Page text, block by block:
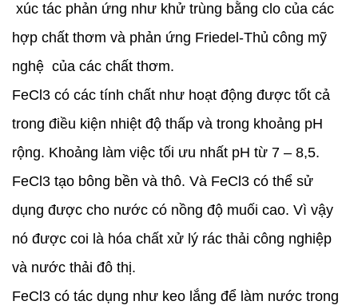
xúc tác phản ứng như khử trùng bằng clo của các
hợp chất thơm và phản ứng Friedel-Thủ công mỹ
nghệ của các chất thơm.
FeCl3 có các tính chất như hoạt động được tốt cả
trong điều kiện nhiệt độ thấp và trong khoảng pH
rộng. Khoảng làm việc tối ưu nhất pH từ 7 – 8,5.
FeCl3 tạo bông bền và thô. Và FeCl3 có thể sử
dụng được cho nước có nồng độ muối cao. Vì vậy
nó được coi là hóa chất xử lý rác thải công nghiệp
và nước thải đô thị.
FeCl3 có tác dụng như keo lắng để làm nước trong